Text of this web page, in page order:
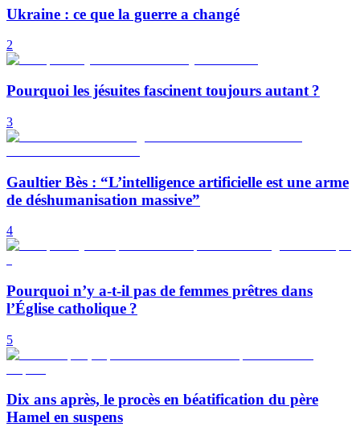
Ukraine : ce que la guerre a changé
2
Pourquoi les jésuites fascinent toujours autant ?
3
Gaultier Bès : “L’intelligence artificielle est une arme
de déshumanisation massive”
4
Pourquoi n’y a-t-il pas de femmes prêtres dans
l’Église catholique ?
5
Dix ans après, le procès en béatification du père
Hamel en suspens